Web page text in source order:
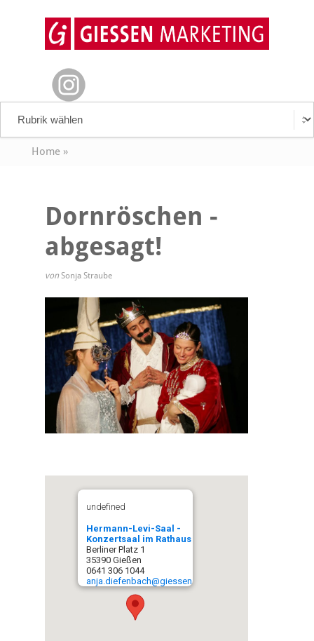
Home»
Dornröschen -
abgesagt!
von Sonja Straube
undefined
Hermann-Levi-Saal -
Konzertsaal im Rathaus
Berliner Platz 1
35390 Gießen
0641 306 1044
anja.diefenbach@giessen.de